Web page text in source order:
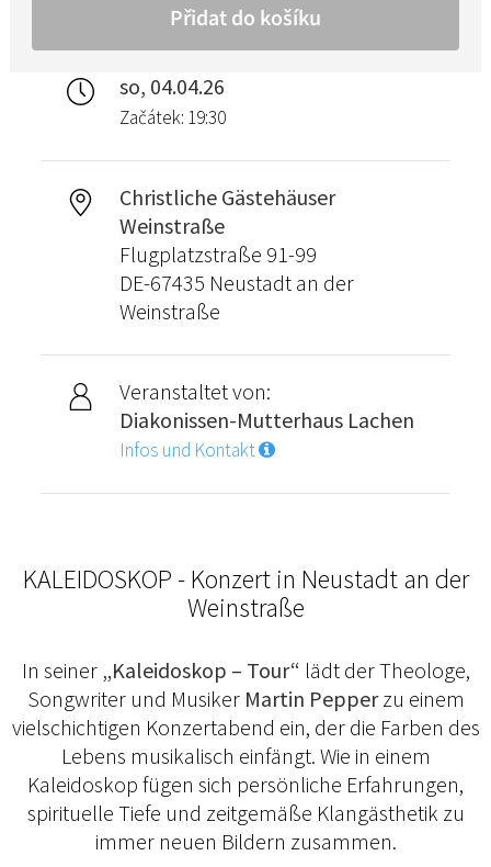
so, 04.04.26
Začátek: 19:30
Christliche Gästehäuser
Weinstraße
Flugplatzstraße 91-99
DE-67435 Neustadt an der
Weinstraße
Veranstaltet von:
Diakonissen-Mutterhaus Lachen
Infos und Kontakt
KALEIDOSKOP - Konzert in Neustadt an der
Weinstraße
In seiner „Kaleidoskop – Tour“ lädt der Theologe,
Songwriter und Musiker Martin Pepperzu einem
vielschichtigen Konzertabend ein, der die Farben des
Lebens musikalisch einfängt. Wie in einem
Kaleidoskop fügen sich persönliche Erfahrungen,
spirituelle Tiefe und zeitgemäße Klangästhetik zu
immer neuen Bildern zusammen.